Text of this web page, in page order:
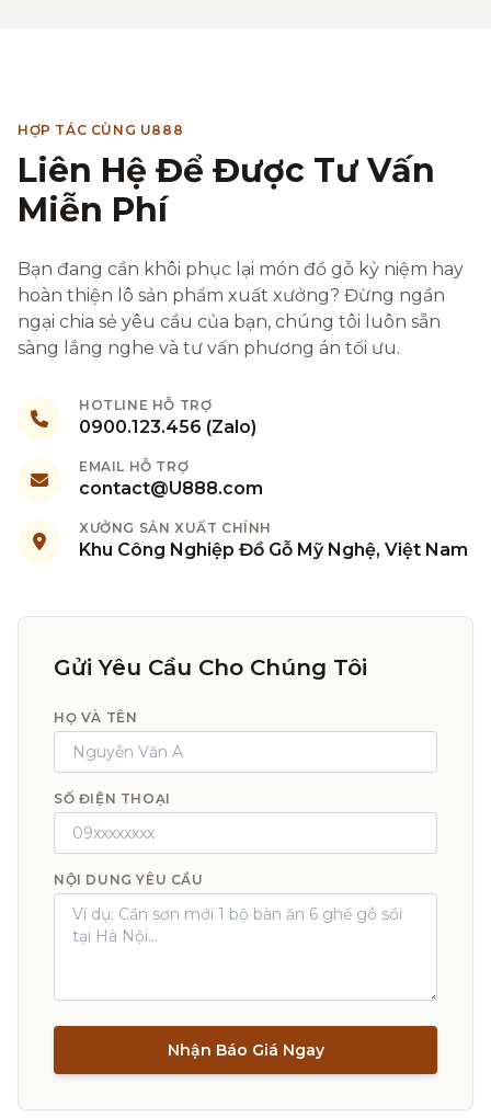
HỢP TÁC CÙNG U888
Liên Hệ Để Được Tư Vấn
Miễn Phí
Bạn đang cần khôi phục lại món đồ gỗ kỷ niệm hay
hoàn thiện lô sản phẩm xuất xưởng? Đừng ngần
ngại chia sẻ yêu cầu của bạn, chúng tôi luôn sẵn
sàng lắng nghe và tư vấn phương án tối ưu.
HOTLINE HỖ TRỢ
0900.123.456 (Zalo)
EMAIL HỖ TRỢ
contact@U888.com
XƯỞNG SẢN XUẤT CHÍNH
Khu Công Nghiệp Đồ Gỗ Mỹ Nghệ, Việt Nam
Gửi Yêu Cầu Cho Chúng Tôi
HỌ VÀ TÊN
SỐ ĐIỆN THOẠI
NỘI DUNG YÊU CẦU
Nhận Báo Giá Ngay